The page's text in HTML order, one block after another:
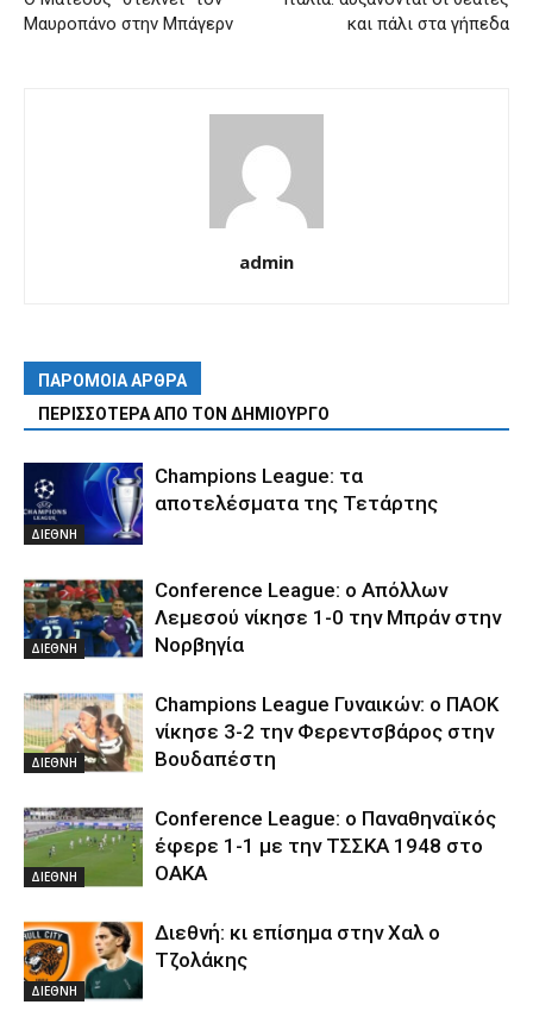
Μαυροπάνο στην Μπάγερν
και πάλι στα γήπεδα
admin
ΠΑΡΟΜΟΙΑ ΑΡΘΡΑ
ΠΕΡΙΣΣΟΤΕΡΑ ΑΠΟ ΤΟΝ ΔΗΜΙΟΥΡΓΟ
ΔΙΕΘΝΗ
Champions League: τα
αποτελέσματα της Τετάρτης
ΔΙΕΘΝΗ
Conference League: ο Απόλλων
Λεμεσού νίκησε 1-0 την Μπράν στην
Νορβηγία
ΔΙΕΘΝΗ
Champions League Γυναικών: ο ΠΑΟΚ
νίκησε 3-2 την Φερεντσβάρος στην
Βουδαπέστη
ΔΙΕΘΝΗ
Conference League: ο Παναθηναϊκός
έφερε 1-1 με την ΤΣΣΚΑ 1948 στο
ΟΑΚΑ
ΔΙΕΘΝΗ
Διεθνή: κι επίσημα στην Χαλ ο
Τζολάκης